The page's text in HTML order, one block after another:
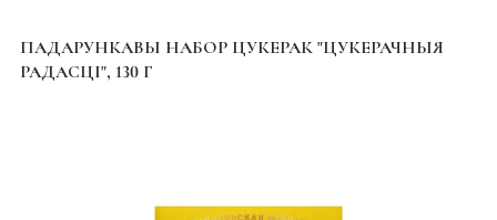
ПАДАРУНКАВЫ НАБОР ЦУКЕРАК "ЦУКЕРАЧНЫЯ
РАДАСЦІ", 130 Г